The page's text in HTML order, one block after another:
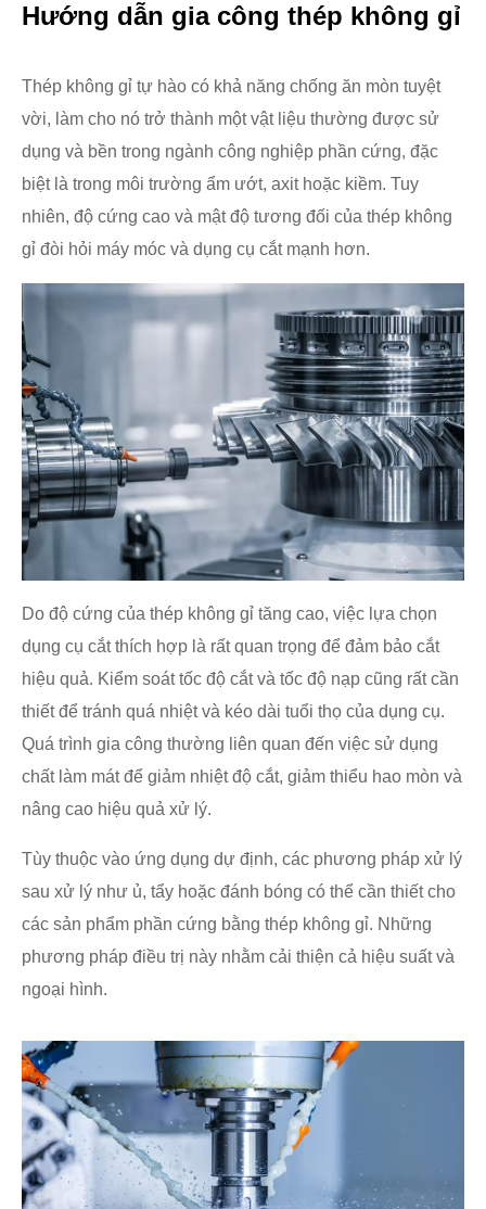
Hướng dẫn gia công thép không gỉ
Thép không gỉ tự hào có khả năng chống ăn mòn tuyệt
vời, làm cho nó trở thành một vật liệu thường được sử
dụng và bền trong ngành công nghiệp phần cứng, đặc
biệt là trong môi trường ẩm ướt, axit hoặc kiềm. Tuy
nhiên, độ cứng cao và mật độ tương đối của thép không
gỉ đòi hỏi máy móc và dụng cụ cắt mạnh hơn.
Do độ cứng của thép không gỉ tăng cao, việc lựa chọn
dụng cụ cắt thích hợp là rất quan trọng để đảm bảo cắt
hiệu quả. Kiểm soát tốc độ cắt và tốc độ nạp cũng rất cần
thiết để tránh quá nhiệt và kéo dài tuổi thọ của dụng cụ.
Quá trình gia công thường liên quan đến việc sử dụng
chất làm mát để giảm nhiệt độ cắt, giảm thiểu hao mòn và
nâng cao hiệu quả xử lý.
Tùy thuộc vào ứng dụng dự định, các phương pháp xử lý
sau xử lý như ủ, tẩy hoặc đánh bóng có thể cần thiết cho
các sản phẩm phần cứng bằng thép không gỉ. Những
phương pháp điều trị này nhằm cải thiện cả hiệu suất và
ngoại hình.